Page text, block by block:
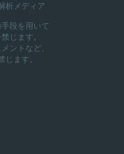
析メディア
段を用いて
じます。
ントなど、
じます。